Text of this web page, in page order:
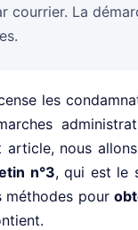
courrier. La
les
nous
n°3, qui est le
méthodes pour